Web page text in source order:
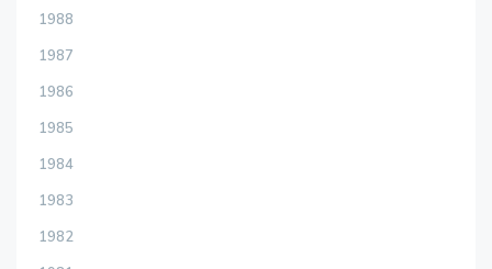
1988
1987
1986
1985
1984
1983
1982